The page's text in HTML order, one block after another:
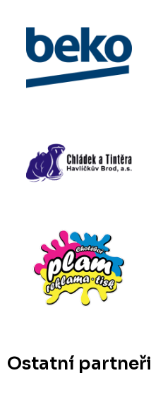
Ostatní partneři